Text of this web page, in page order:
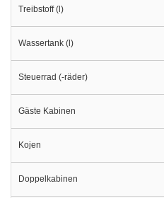
Treibstoff (l)
Wassertank (l)
Steuerrad (-räder)
Gäste Kabinen
Kojen
Doppelkabinen